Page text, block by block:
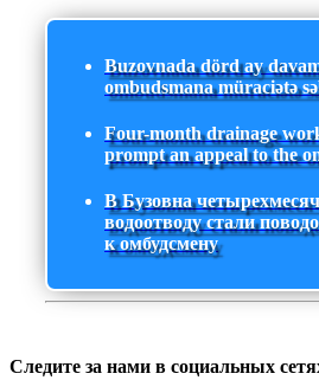
Buzovnada dörd ay
ombudsmana müraciətə
Four-month drainage
prompt an appeal to the
В Бузовна
водоотводу стали
к омбудсмену
Следите за нами в социальных